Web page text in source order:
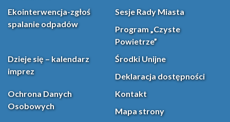
Ekointerwencja-zgłoś
spalanie odpadów
Sesje Rady Miasta
Program „Czyste
Powietrze”
Dzieje się – kalendarz
imprez
Środki Unijne
Deklaracja dostępności
Ochrona Danych
Osobowych
Kontakt
Mapa strony